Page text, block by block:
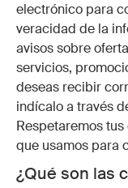
electrónico para
veracidad de la
avisos sobre
servicios,
deseas recibir
indícalo a través
Respetaremos
que usamos para
¿Qué son las